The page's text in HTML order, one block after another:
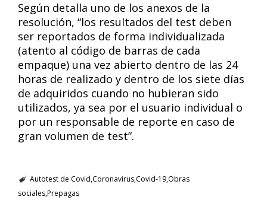
Según detalla uno de los anexos de la
resolución, “los resultados del test deben
ser reportados de forma individualizada
(atento al código de barras de cada
empaque) una vez abierto dentro de las 24
horas de realizado y dentro de los siete días
de adquiridos cuando no hubieran sido
utilizados, ya sea por el usuario individual o
por un responsable de reporte en caso de
gran volumen de test”.
Autotest de Covid CoronavirusCovid-19Obras
socialesPrepagas